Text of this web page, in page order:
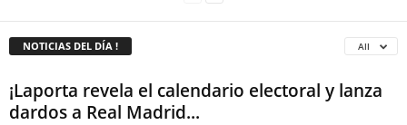
NOTICIAS DEL DÍA ! All
¡Laporta revela el calendario electoral y lanza
dardos a Real Madrid...